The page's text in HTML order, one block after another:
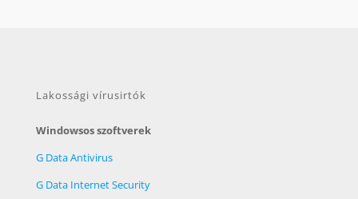
Lakossági vírusirtók
Windowsos szoftverek
G Data Antivirus
G Data Internet Security